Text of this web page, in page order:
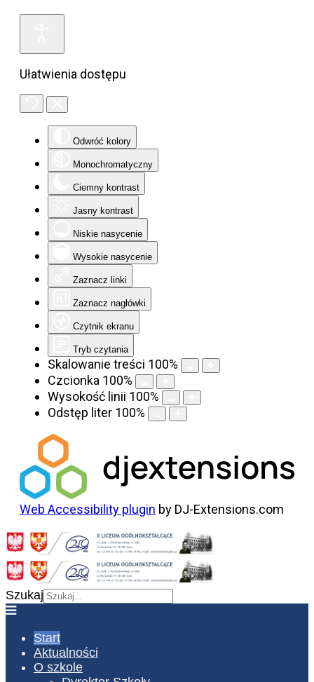
Ułatwienia dostępu
Odwróć kolory
Monochromatyczny
Ciemny kontrast
Jasny kontrast
Niskie nasycenie
Wysokie nasycenie
Zaznacz linki
Zaznacz nagłówki
Czytnik ekranu
Tryb czytania
Skalowanie treści 100%
Czcionka 100%
Wysokość linii 100%
Odstęp liter 100%
Web Accessibility plugin by DJ-Extensions.com
Szukaj
Start
Aktualności
O szkole